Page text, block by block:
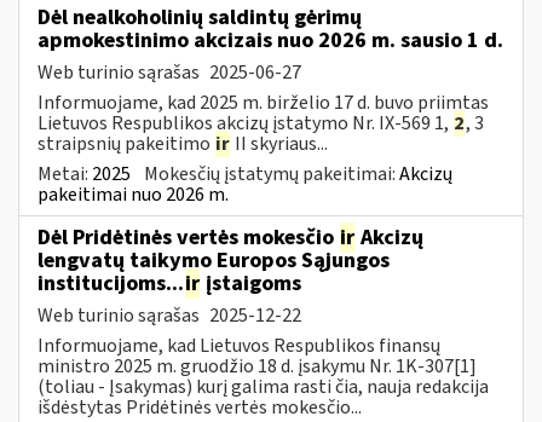
Dėl nealkoholinių saldintų gėrimų
apmokestinimo akcizais nuo 2026 m. sausio 1 d.
Web turinio sąrašas 2025-06-27
Informuojame, kad 2025 m. birželio 17 d. buvo priimtas
Lietuvos Respublikos akcizų įstatymo Nr. IX-569 1, 2, 3
straipsnių pakeitimo ir II skyriaus...
Metai: 2025 Mokesčių įstatymų pakeitimai:Akcizų
pakeitimai nuo 2026 m.
Dėl Pridėtinės vertės mokesčio ir Akcizų
lengvatų taikymo Europos Sąjungos
institucijoms...ir įstaigoms
Web turinio sąrašas 2025-12-22
Informuojame, kad Lietuvos Respublikos finansų
ministro 2025 m. gruodžio 18 d. įsakymu Nr. 1K-307[1]
(toliau - Įsakymas) kurį galima rasti čia, nauja redakcija
išdėstytas Pridėtinės vertės mokesčio...